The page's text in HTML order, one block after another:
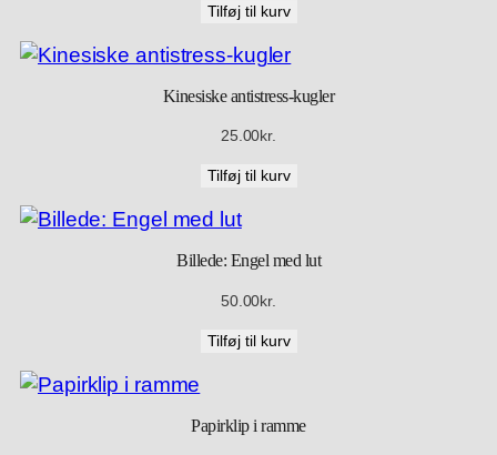
Tilføj til kurv
Kinesiske antistress-kugler
25.00kr.
Tilføj til kurv
Billede: Engel med lut
50.00kr.
Tilføj til kurv
Papirklip i ramme